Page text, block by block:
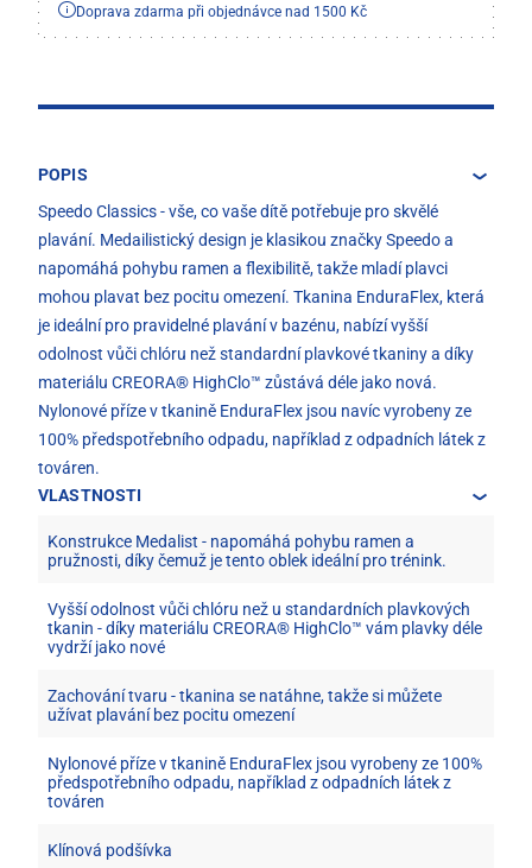
Doprava zdarma při objednávce nad 1500 Kč
POPIS
Speedo Classics - vše, co vaše dítě potřebuje pro skvělé
plavání. Medailistický design je klasikou značky Speedo a
napomáhá pohybu ramen a flexibilitě, takže mladí plavci
mohou plavat bez pocitu omezení. Tkanina EnduraFlex, která
je ideální pro pravidelné plavání v bazénu, nabízí vyšší
odolnost vůči chlóru než standardní plavkové tkaniny a díky
materiálu CREORA® HighClo™ zůstává déle jako nová.
Nylonové příze v tkanině EnduraFlex jsou navíc vyrobeny ze
100% předspotřebního odpadu, například z odpadních látek z
továren.
VLASTNOSTI
Konstrukce Medalist - napomáhá pohybu ramen a
pružnosti, díky čemuž je tento oblek ideální pro trénink.
Vyšší odolnost vůči chlóru než u standardních plavkových
tkanin - díky materiálu CREORA® HighClo™ vám plavky déle
vydrží jako nové
Zachování tvaru - tkanina se natáhne, takže si můžete
užívat plavání bez pocitu omezení
Nylonové příze v tkanině EnduraFlex jsou vyrobeny ze 100%
předspotřebního odpadu, například z odpadních látek z
továren
Klínová podšívka